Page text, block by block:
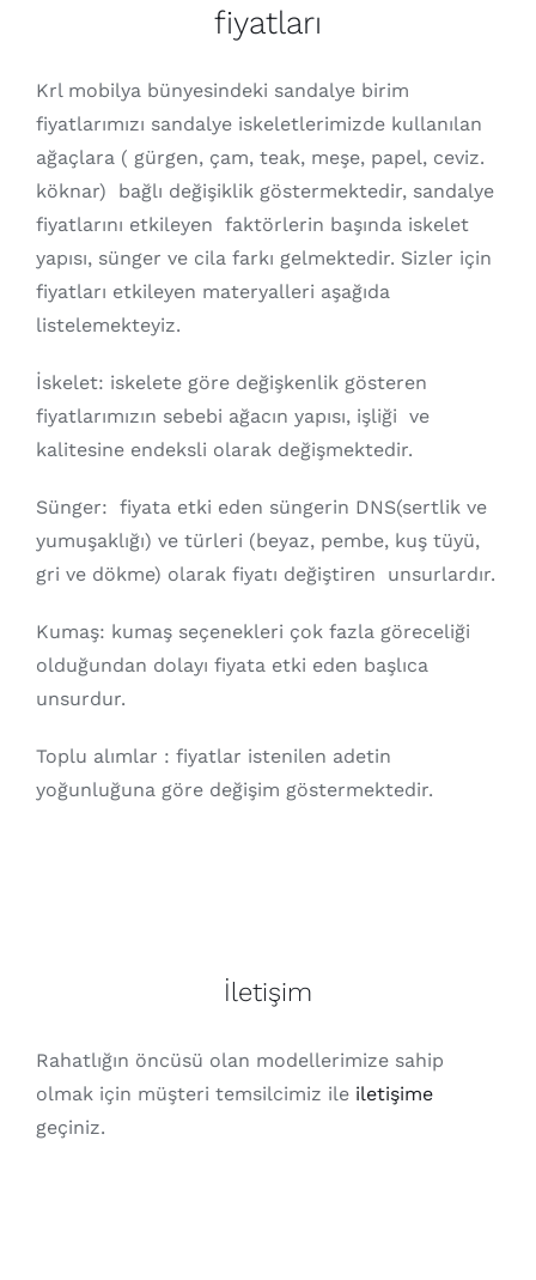
fiyatları
Krl mobilya bünyesindeki sandalye birim
fiyatlarımızı sandalye iskeletlerimizde kullanılan
ağaçlara ( gürgen, çam, teak, meşe, papel, ceviz.
köknar) bağlı değişiklik göstermektedir, sandalye
fiyatlarını etkileyen faktörlerin başında iskelet
yapısı, sünger ve cila farkı gelmektedir. Sizler için
fiyatları etkileyen materyalleri aşağıda
listelemekteyiz.
İskelet: iskelete göre değişkenlik gösteren
fiyatlarımızın sebebi ağacın yapısı, işliği ve
kalitesine endeksli olarak değişmektedir.
Sünger: fiyata etki eden süngerin DNS(sertlik ve
yumuşaklığı) ve türleri (beyaz, pembe, kuş tüyü,
gri ve dökme) olarak fiyatı değiştiren unsurlardır.
Kumaş: kumaş seçenekleri çok fazla göreceliği
olduğundan dolayı fiyata etki eden başlıca
unsurdur.
Toplu alımlar : fiyatlar istenilen adetin
yoğunluğuna göre değişim göstermektedir.
İletişim
Rahatlığın öncüsü olan modellerimize sahip
olmak için müşteri temsilcimiz ile iletişime
geçiniz.